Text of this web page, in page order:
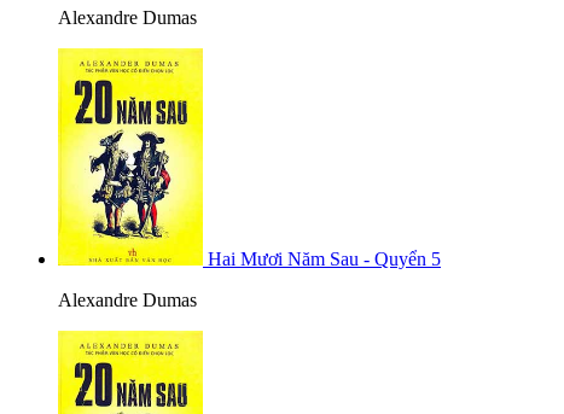
Alexandre Dumas
Hai Mươi Năm Sau - Quyển 5
Alexandre Dumas